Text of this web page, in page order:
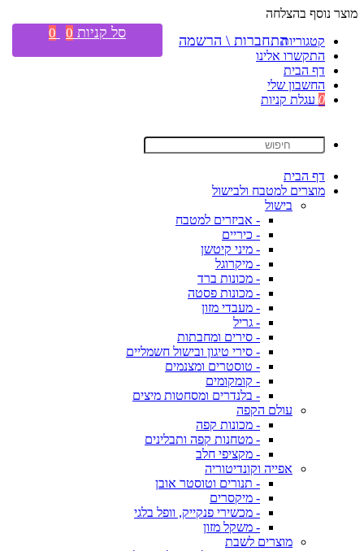
מוצר נוסף בהצלחה
קטגוריות
התקשרו אלינו
דף הבית
החשבון שלי
0 עגלת קניות
דף הבית
מוצרים למטבח ולבישול
בישול
- אביזרים למטבח
- כיריים
- מיני קיטשן
- מיקרוגל
- מכונות ברד
- מכונות פסטה
- מעבדי מזון
- גריל
- סירים ומחבתות
- סירי טיגון ובישול חשמליים
- טוסטרים ומצנמים
- קומקומים
- בלנדרים ומסחטות מיצים
עולם הקפה
- מכונות קפה
- מטחנות קפה ותבלינים
- מקציפי חלב
אפייה וקונדיטוריה
- תנורים וטוסטר אובן
- מיקסרים
- מכשירי פנקייק, וופל בלגי
- משקל מזון
מוצרים לשבת
התחברות \ הרשמה סל קניות 0
0